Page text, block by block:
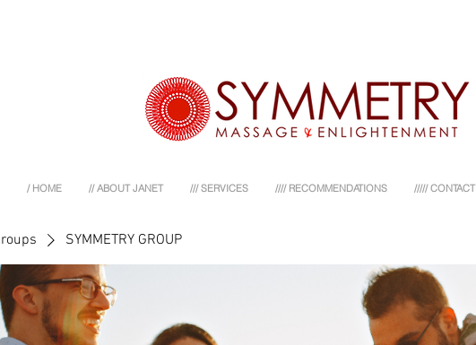
/ HOME // ABOUT JANET /// SERVICES //// RECOMMENDATIONS ///// CONTACT
SYMMETRY GROUP